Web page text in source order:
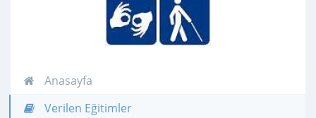
Anasayfa
Verilen Eğitimler